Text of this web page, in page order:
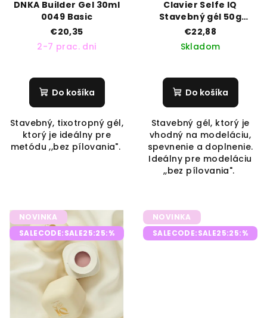
DNKA Builder Gel 30ml
0049 Basic
€20,35
2-7 prac. dni
Do košíka
Stavebný, tixotropný gél,
ktorý je ideálny pre
metódu ,,bez pílovania".
Clavier Selfe IQ
Stavebný gél 50g
ICONIC NUDE 02
€22,88
Skladom
Do košíka
Stavebný gél, ktorý je
vhodný na modeláciu,
spevnenie a doplnenie.
Ideálny pre modeláciu
,,bez pílovania".
NOVINKA
SALECODE:SALE25:25:%
NOVINKA
SALECODE:SALE25:25:%